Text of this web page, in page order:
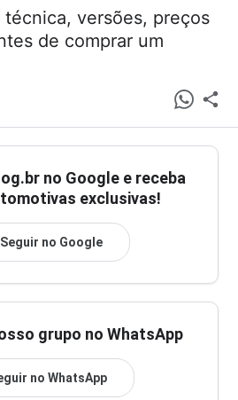
versões, preços
de comprar um
no Google e receba
exclusivas!
Seguir no Google
grupo no WhatsApp
no WhatsApp